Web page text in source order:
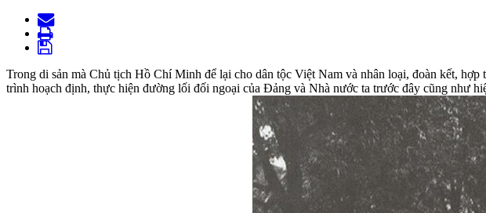
Trong di sản mà Chủ tịch Hồ Chí Minh để lại cho dân tộc Việt Nam và nhân loại, đoàn kết,
trình hoạch định, thực hiện đường lối đối ngoại của Đảng và Nhà nước ta trước đây cũng như